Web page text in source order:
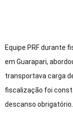
Equipe PRF durante
em Guarapari,
transportava carga
fiscalização foi
descanso obrigatório.